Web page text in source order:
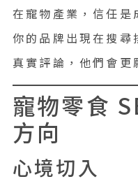
在寵物產業，信任是
你的品牌出現在搜尋
真實評論，他們會更
寵物零食
方向
心境切入